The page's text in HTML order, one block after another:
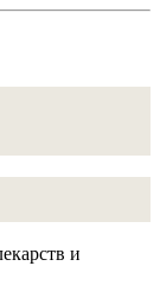
и